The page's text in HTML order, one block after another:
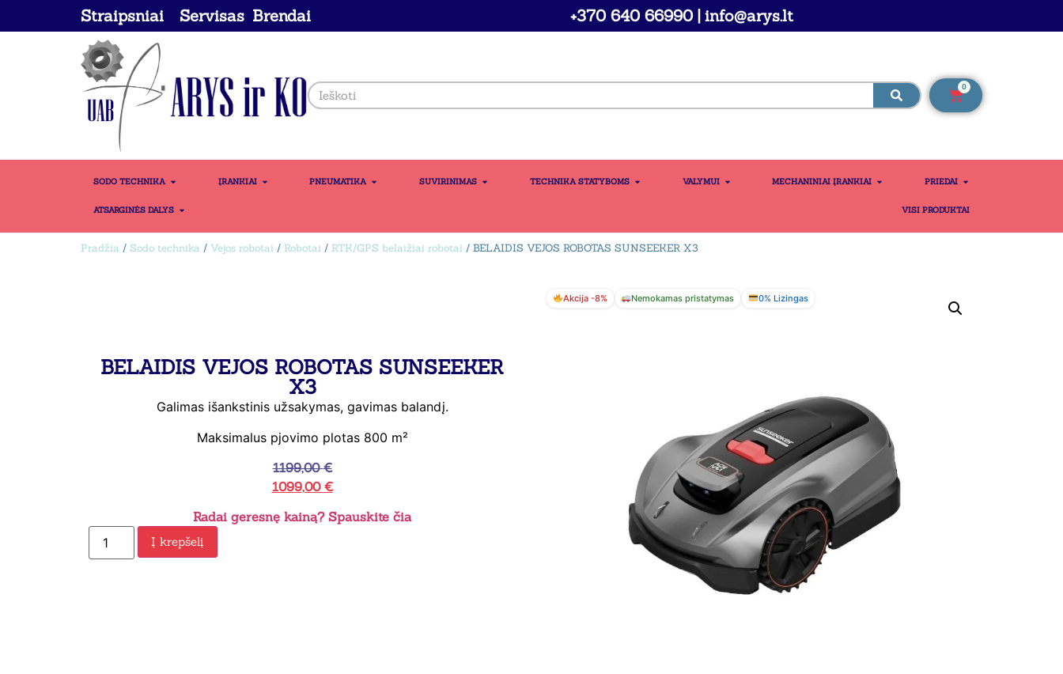
Straipsniai Servisas Brendai +370 640 66990 | info@arys.lt
0
SODO TECHNIKA ĮRANKIAI PNEUMATIKA SUVIRINIMAS TECHNIKA STATYBOMS VALYMUI MECHANINIAI ĮRANKIAI PRIEDAI
ATSARGINĖS DALYS VISI PRODUKTAI
Pradžia / Sodo technika / Vejos robotai / Robotai / RTK/GPS belaižiai robotai / BELAIDIS VEJOS ROBOTAS SUNSEEKER X3
BELAIDIS VEJOS ROBOTAS SUNSEEKER
X3
Galimas išankstinis užsakymas, gavimas balandį.
Maksimalus pjovimo plotas 800 m²
1199,00€
1099,00 €
Radai geresnę kainą? Spauskite čia
Į krepšelį
Akcija -8% Nemokamas pristatymas 0% Lizingas